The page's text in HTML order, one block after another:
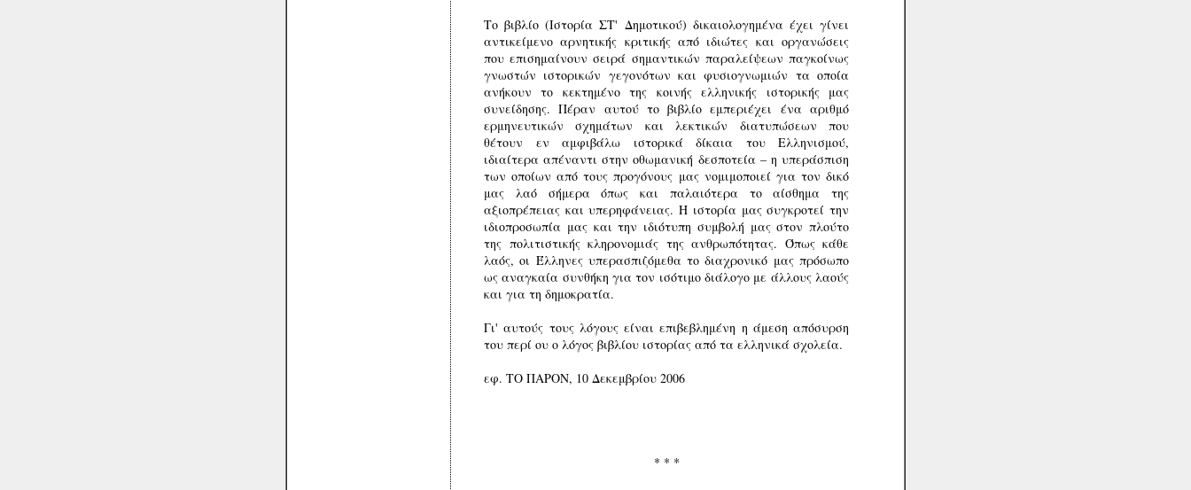
Το βιβλίο (Ιστορία ΣΤ' Δημοτικού) δικαιολογημένα έχει γίνει
αντικείμενο αρνητικής κριτικής από ιδιώτες και οργανώσεις
που επισημαίνουν σειρά σημαντικών παραλείψεων παγκοίνως
γνωστών ιστορικών γεγονότων και φυσιογνωμιών τα οποία
ανήκουν το κεκτημένο της κοινής ελληνικής ιστορικής μας
συνείδησης. Πέραν αυτού το βιβλίο εμπεριέχει ένα αριθμό
ερμηνευτικών σχημάτων και λεκτικών διατυπώσεων που
θέτουν εν αμφιβάλω ιστορικά δίκαια του Ελληνισμού,
ιδιαίτερα απέναντι στην οθωμανική δεσποτεία – η υπεράσπιση
των οποίων από τους προγόνους μας νομιμοποιεί για τον δικό
μας λαό σήμερα όπως και παλαιότερα το αίσθημα της
αξιοπρέπειας και υπερηφάνειας. Η ιστορία μας συγκροτεί την
ιδιοπροσωπία μας και την ιδιότυπη συμβολή μας στον πλούτο
της πολιτιστικής κληρονομιάς της ανθρωπότητας. Όπως κάθε
λαός, οι Έλληνες υπερασπιζόμεθα το διαχρονικό μας πρόσωπο
ως αναγκαία συνθήκη για τον ισότιμο διάλογο με άλλους λαούς
και για τη δημοκρατία.
Γι' αυτούς τους λόγους είναι επιβεβλημένη η άμεση απόσυρση
του περί ου ο λόγος βιβλίου ιστορίας από τα ελληνικά σχολεία.
εφ. ΤΟ ΠΑΡΟΝ, 10 Δεκεμβρίου 2006
* * *